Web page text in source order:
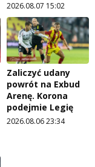
2026.08.07 15:02
Zaliczyć udany
powrót na Exbud
Arenę. Korona
podejmie Legię
2026.08.06 23:34